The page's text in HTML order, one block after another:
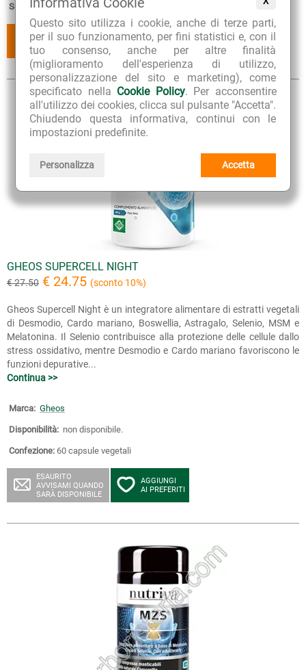
Questo sito utilizza i cookie, anche di terze parti,
per il suo funzionamento, per fini statistici e, con il
tuo consenso, anche per altre finalità
(miglioramento dell'esperienza di utilizzo,
personalizzazione del sito e marketing), come
specificato nella Cookie Policy. Per acconsentire
all'utilizzo dei cookies, clicca sul pulsante "Accetta".
Chiudendo questa informativa, continui con le
impostazioni predefinite.
Personalizza Accetta
Scadenza: 30-12-2027
AGGIUNGI
AGGIUNGI
AI PREFERITI
GHEOS SUPERCELL NIGHT
€ 27.50 € 24.75 (sconto 10%)
Gheos Supercell Night è un integratore alimentare di estratti vegetali
di Desmodio, Cardo mariano, Boswellia, Astragalo, Selenio, MSM e
Melatonina. Il Selenio contribuisce alla protezione delle cellule dallo
stress ossidativo, mentre Desmodio e Cardo mariano favoriscono le
funzioni depurative...
Continua >>
Marca: Gheos
Disponibilità: non disponibile.
Confezione: 60 capsule vegetali
ESAURITO
AVVISAMI QUANDO
SARÀ DISPONIBILE
AGGIUNGI
AI PREFERITI